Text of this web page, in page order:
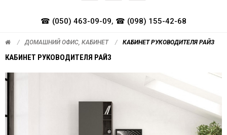
☎ (050) 463-09-09, ☎ (098) 155-42-68
ДОМАШНИЙ ОФИС, КАБИНЕТ КАБИНЕТ РУКОВОДИТЕЛЯ РАЙЗ
КАБИНЕТ РУКОВОДИТЕЛЯ РАЙЗ